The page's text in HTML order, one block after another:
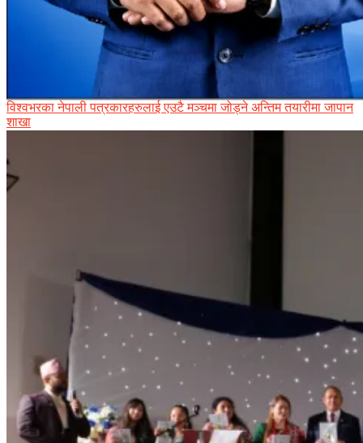
विश्वभरका नेपाली पत्रकारहरुलाई एउटै मञ्चमा जोड्ने अन्तिम तयारीमा जापान
शाखा